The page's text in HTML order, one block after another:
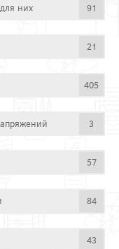
них 91
21
405
3
57
84
43